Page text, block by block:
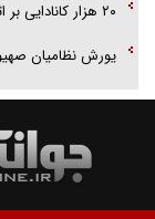
۲۰ هزار کانادایی بر اثر آتش سوزی گسترده خانه های خود را ترک کردند
یورش نظامیان